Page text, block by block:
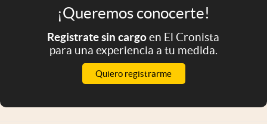
¡Queremos conocerte!
Registrate sin cargoen El Cronista
para una experiencia a tu medida.
Quiero registrarme